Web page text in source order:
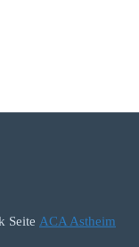
Seite ACA Astheim